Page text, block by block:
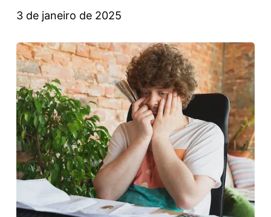
3 de janeiro de 2025